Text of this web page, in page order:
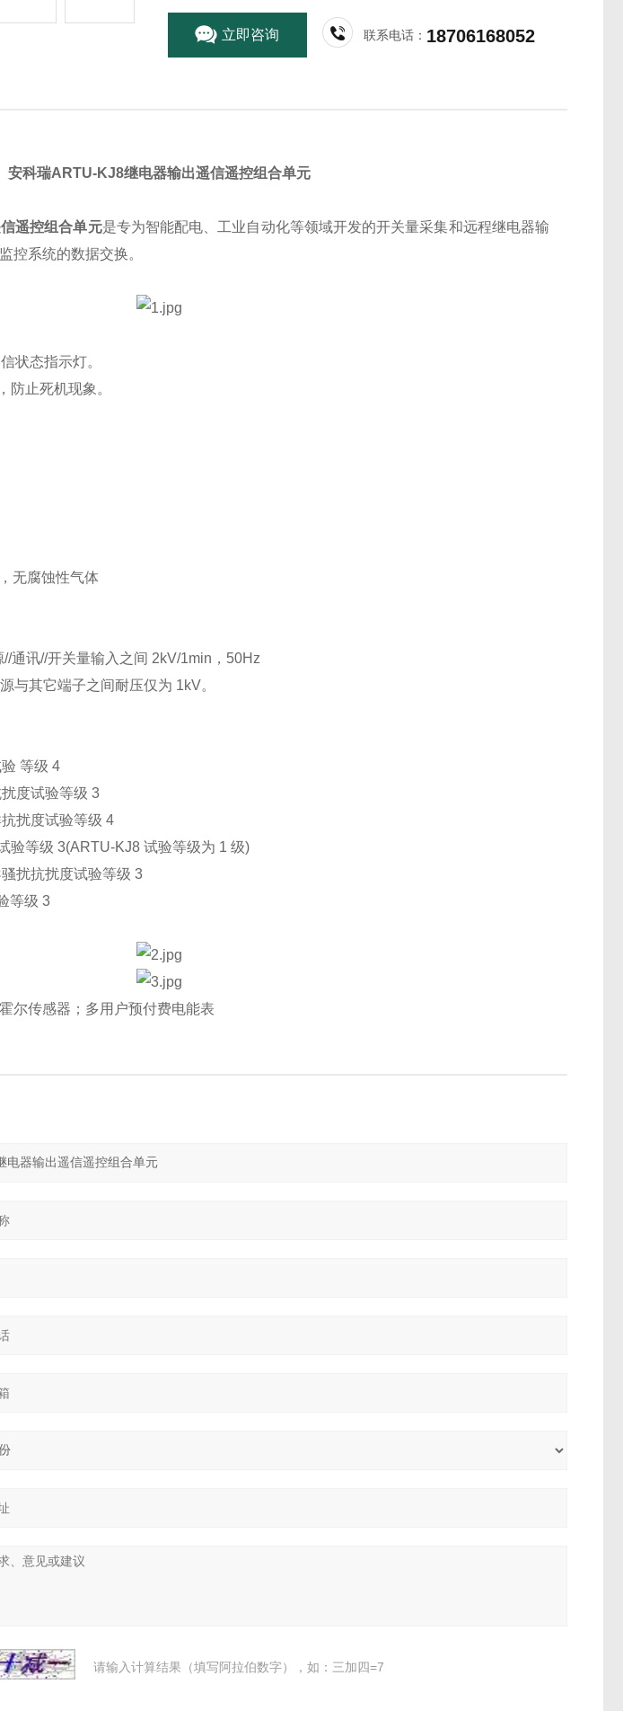
立即咨询 联系电话： 18706168052
安科瑞ARTU-KJ8继电器输出遥信遥控组合单元
遥控组合单元是专为智能配电、工业自动化等领域开发的开关量采集和远程继电器输
控系统的数据交换。
态指示灯。
止死机现象。
无腐蚀性气体
讯//开关量输入之间 2kV/1min，50Hz
其它端子之间耐压仅为 1kV。
等级 4
度试验等级 3
扰度试验等级 4
等级 3(ARTU-KJ8 试验等级为 1 级)
扰抗扰度试验等级 3
等级 3
尔传感器；多用户预付费电能表
请输入计算结果（填写阿拉伯数字），如：三加四=7